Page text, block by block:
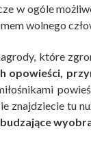
w ogóle
wolnego
które
opowieści,
znajdziecie tu